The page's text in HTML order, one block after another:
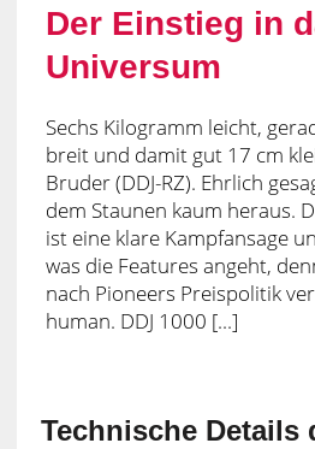
Der Einstieg in
Universum
Sechs Kilogramm leicht,
breit und damit gut 17 cm
Bruder (DDJ-RZ). Ehrlich
dem Staunen kaum heraus.
ist eine klare Kampfansage
was die Features angeht,
nach Pioneers Preispolitik
human. DDJ 1000 [...]
Technische Details